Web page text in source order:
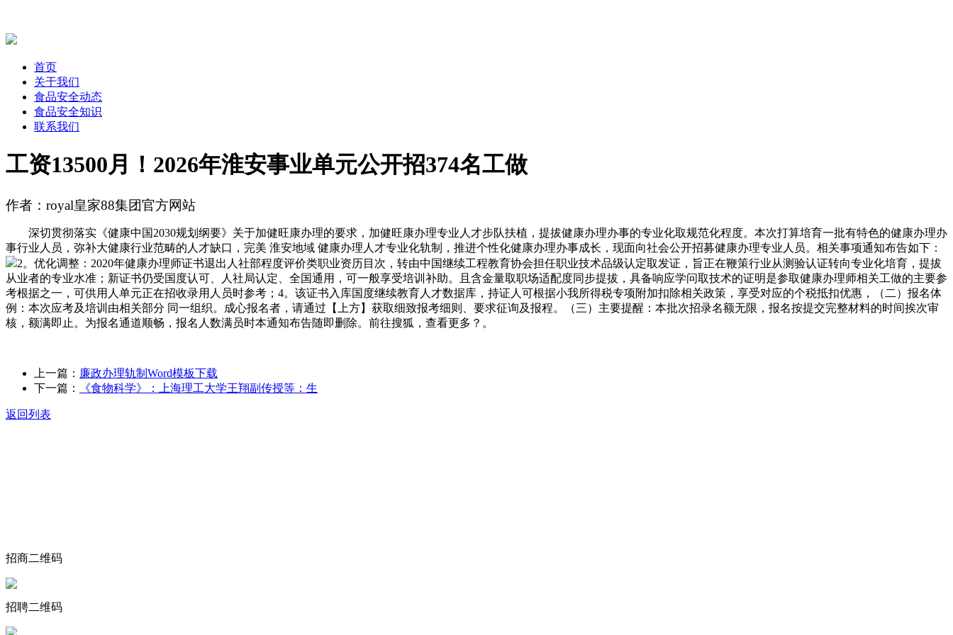
首页
关于我们
食品安全动态
食品安全知识
联系我们
工资13500月！2026年淮安事业单元公开招374名工做
作者：royal皇家88集团官方网站
深切贯彻落实《健康中国2030规划纲要》关于加健旺康办理的要求，加健旺康办理专业人才步队扶植，提拔健康办理办事的专业化取规范化程度。本次打算培育一批有特色的健康办理办
事行业人员，弥补大健康行业范畴的人才缺口，完美 淮安地域 健康办理人才专业化轨制，推进个性化健康办理办事成长，现面向社会公开招募健康办理专业人员。相关事项通知布告如下：
2。优化调整：2020年健康办理师证书退出人社部程度评价类职业资历目次，转由中国继续工程教育协会担任职业技术品级认定取发证，旨正在鞭策行业从测验认证转向专业化培育，提拔
从业者的专业水准；新证书仍受国度认可、人社局认定、全国通用，可一般享受培训补助。且含金量取职场适配度同步提拔，具备响应学问取技术的证明是参取健康办理师相关工做的主要参
考根据之一，可供用人单元正在招收录用人员时参考；4。该证书入库国度继续教育人才数据库，持证人可根据小我所得税专项附加扣除相关政策，享受对应的个税抵扣优惠，（二）报名体
例：本次应考及培训由相关部分 同一组织。成心报名者，请通过【上方】获取细致报考细则、要求征询及报程。（三）主要提醒：本批次招录名额无限，报名按提交完整材料的时间挨次审
核，额满即止。为报名通道顺畅，报名人数满员时本通知布告随即删除。前往搜狐，查看更多？。
上一篇： 廉政办理轨制Word模板下载
下一篇：
《食物科学》：上海理工大学王翔副传授等：生
返回列表
招商二维码
招聘二维码